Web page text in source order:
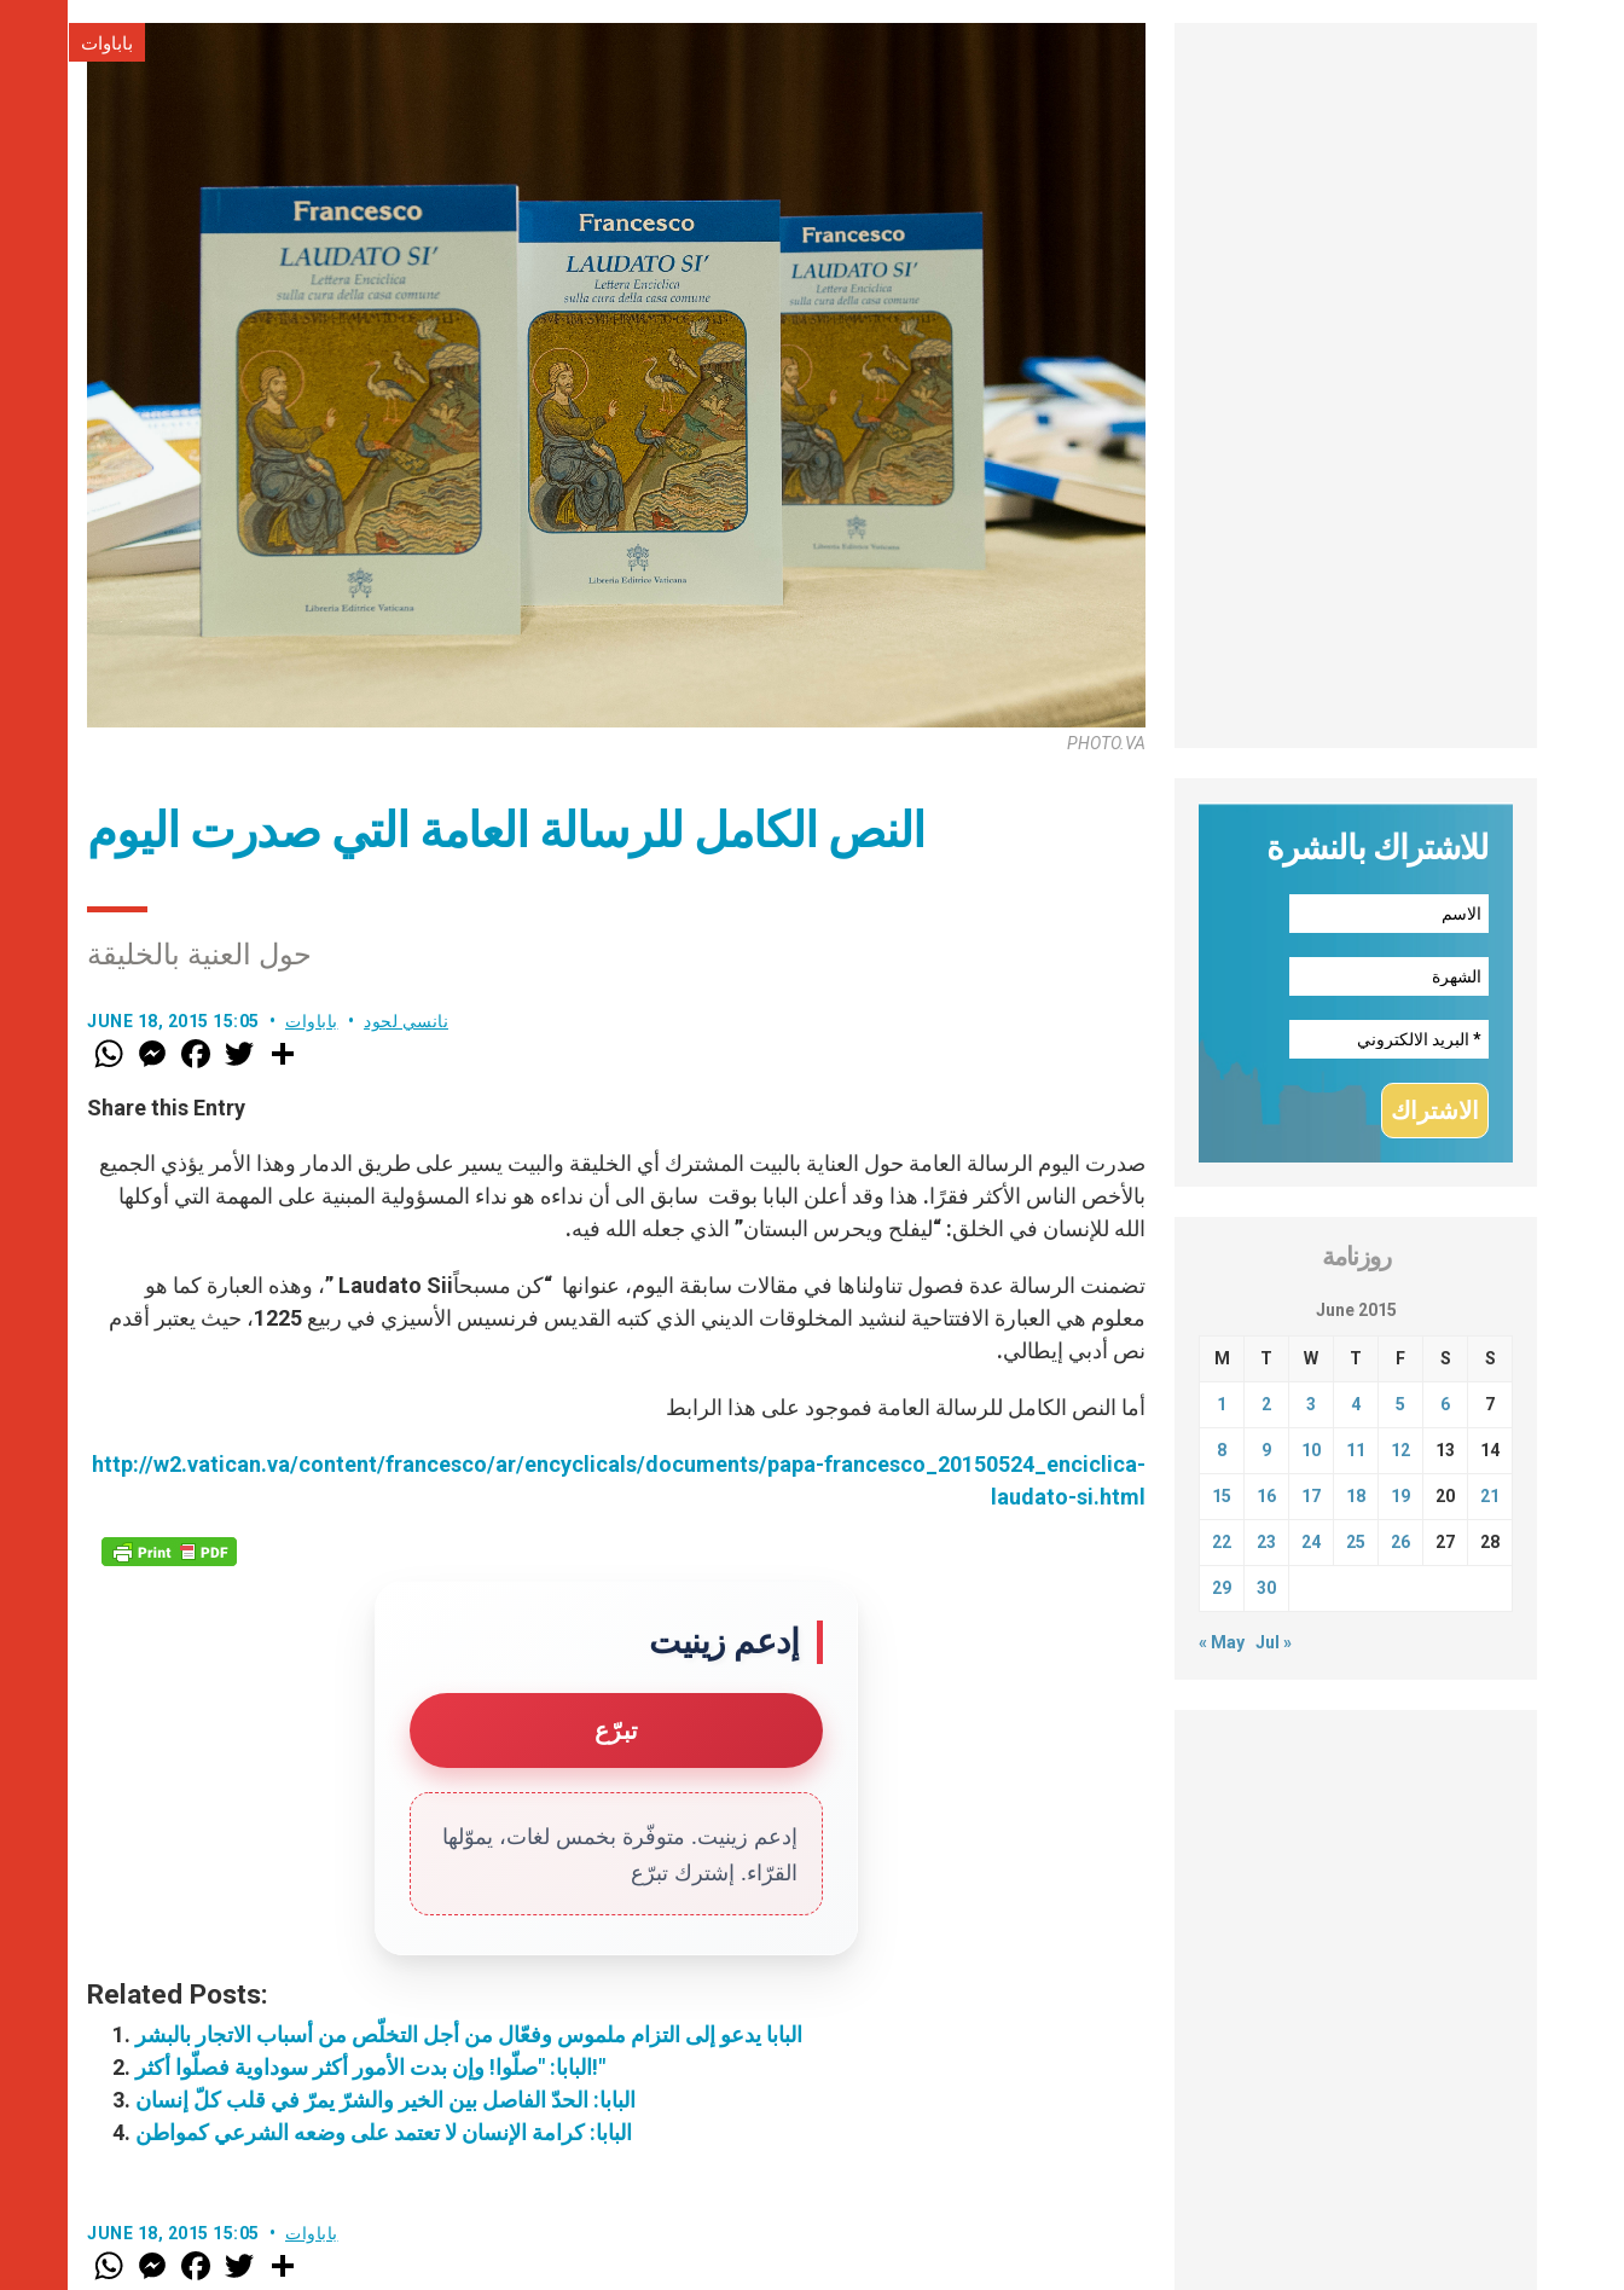
باباوات
PHOTO.VA
النص الكامل للرسالة العامة التي صدرت اليوم
حول العنية بالخليقة
JUNE 18, 2015 15:05 نانسي لحود باباوات
W
h
t
s
p
p
M
e
s
e
g
e
r
F
a
e
b
o
k
w
r
Share this Entry
صدرت اليوم الرسالة العامة حول العناية بالبيت المشترك أي الخليقة والبيت يسير على طريق الدمار وهذا الأمر يؤذي الجميع
بالأخص الناس الأكثر فقرًا. هذا وقد أعلن البابا بوقت سابق الى أن نداءه هو نداء المسؤولية المبنية على المهمة التي أوكلها
الله للإنسان في الخلق: “ليفلح ويحرس البستان” الذي جعله الله فيه.
تضمنت الرسالة عدة فصول تناولناها في مقالات سابقة اليوم، عنوانها “كن مسبحاً” Laudato Sii، وهذه العبارة كما هو
معلوم هي العبارة الافتتاحية لنشيد المخلوقات الديني الذي كتبه القديس فرنسيس الأسيزي في ربيع 1225، حيث يعتبر أقدم
نص أدبي إيطالي.
أما النص الكامل للرسالة العامة فموجود على هذا الرابط
http://w2.vatican.va/content/francesco/ar/encyclicals/documents/papa-francesco_20150524_enciclica-
laudato-si.html
إدعم زينيت
تبرّع
إدعم زينيت. متوفّرة بخمس لغات، يموّلها
القرّاء. إشترك تبرّع
Related Posts:
البابا يدعو إلى التزام ملموس وفعّال من أجل التخلّص من أسباب الاتجار بالبشر
البابا: "صلّوا! وإن بدت الأمور أكثر سوداوية فصلّوا أكثر!"
البابا: الحدّ الفاصل بين الخير والشرّ يمرّ في قلب كلّ إنسان
البابا: كرامة الإنسان لا تعتمد على وضعه الشرعي كمواطن
JUNE 18, 2015 15:05 باباوات
W
h
M
e
F
a w
للاشتراك بالنشرة
روزنامة
June 2015
M T W T F S S
1 2 3 4 5 6 7
8 9 10 11 12 13 14
15 16 17 18 19 20 21
22 23 24 25 26 27 28
29 30
« May Jul »